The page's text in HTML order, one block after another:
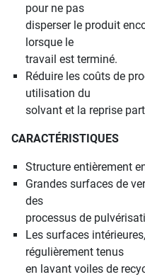
pour ne pas
disperser le produit
lorsque le
travail est terminé.
Réduire les coûts de
utilisation du
solvant et la reprise
CARACTÉRISTIQUES
Structure entièrement
Grandes surfaces de
des
processus de
Les surfaces
régulièrement tenus
en lavant voiles de